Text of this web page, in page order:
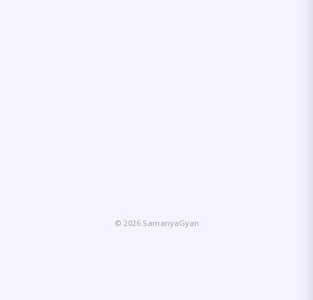
© 2026 SamanyaGyan